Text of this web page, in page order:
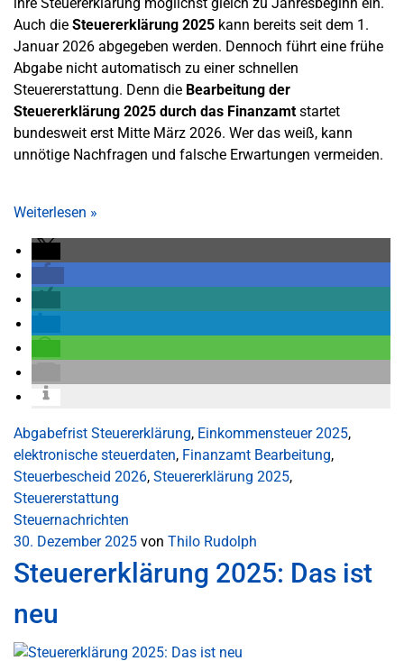
Auch die Steuererklärung 2025 kann bereits seit dem 1.
Januar 2026 abgegeben werden. Dennoch führt eine frühe
Abgabe nicht automatisch zu einer schnellen
Steuererstattung. Denn die Bearbeitung der
Steuererklärung 2025 durch das Finanzamtstartet
bundesweit erst Mitte März 2026. Wer das weiß, kann
unnötige Nachfragen und falsche Erwartungen vermeiden.
Weiterlesen »
Abgabefrist Steuererklärung, Einkommensteuer 2025,
elektronische steuerdaten, Finanzamt Bearbeitung,
Steuerbescheid 2026, Steuererklärung 2025,
Steuererstattung
Steuernachrichten
30. Dezember 2025 von Thilo Rudolph
Steuererklärung 2025: Das ist
neu